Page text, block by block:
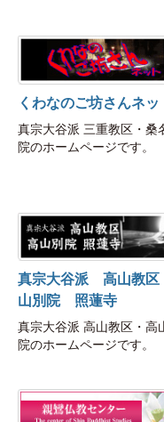
くわなのご坊さんネッ
真宗大谷派 三重教区・桑
院のホームページです。
真宗大谷派 高山教
山別院 照蓮寺
真宗大谷派 高山教区・高
院のホームページです。